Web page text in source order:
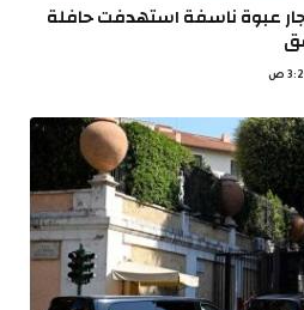
عبوة ناسفة استهدفت حافلة